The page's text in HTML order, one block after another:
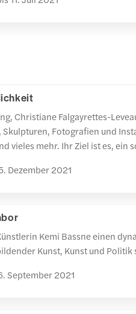
Christiane Falgayrettes-
Fotografien und
vieles mehr. Ihr Ziel ist es, ein
Dezember 2021
Kemi Bassne einen
Kunst, Kunst und
September 2021